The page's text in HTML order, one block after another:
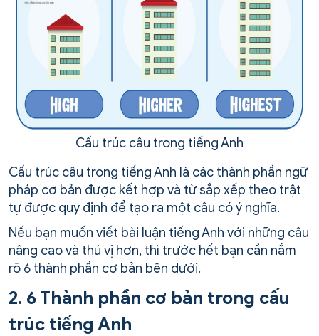
Cấu trúc câu trong tiếng Anh
Cấu trúc câu trong tiếng Anh là các thành phần ngữ
pháp cơ bản được kết hợp và từ sắp xếp theo trật
tự được quy định để tạo ra một câu có ý nghĩa.
Nếu bạn muốn viết bài luận tiếng Anh với những câu
nâng cao và thú vị hơn, thì trước hết bạn cần nắm
rõ 6 thành phần cơ bản bên dưới.
2. 6 Thành phần cơ bản trong cấu
trúc tiếng Anh